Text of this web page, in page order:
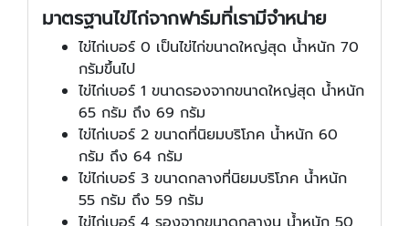
มาตรฐานไข่ไก่จากฟาร์มที่เรามีจำหน่าย
ไข่ไก่เบอร์ 0 เป็นไข่ไก่ขนาดใหญ่สุด น้ำหนัก 70
กรัมขึ้นไป
ไข่ไก่เบอร์ 1 ขนาดรองจากขนาดใหญ่สุด น้ำหนัก
65 กรัม ถึง 69 กรัม
ไข่ไก่เบอร์ 2 ขนาดที่นิยมบริโภค น้ำหนัก 60
กรัม ถึง 64 กรัม
ไข่ไก่เบอร์ 3 ขนาดกลางที่นิยมบริโภค น้ำหนัก
55 กรัม ถึง 59 กรัม